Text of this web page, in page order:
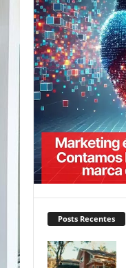
Posts Recentes